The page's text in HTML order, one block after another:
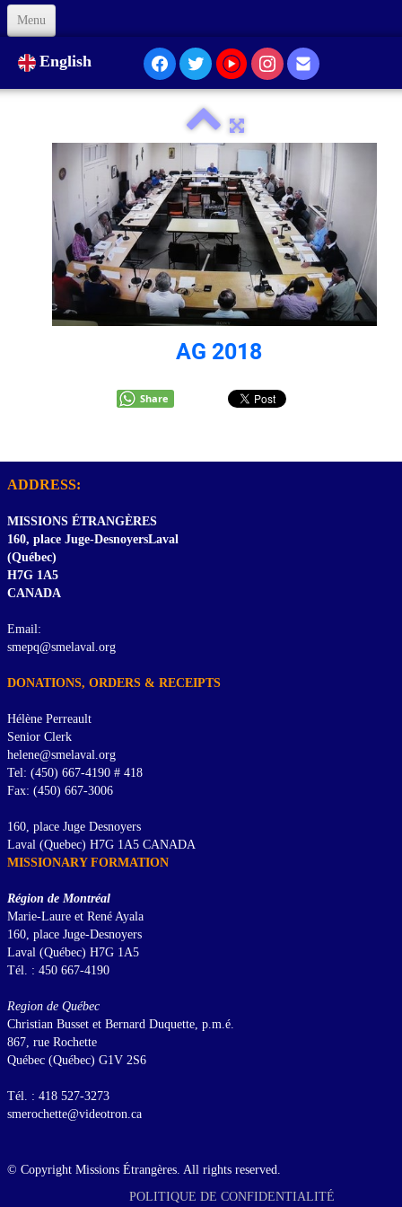
Menu
Welcome
About Us
Formation
Animation
Links
Support us
English
AG 2018
Share
ADDRESS:
MISSIONS ÉTRANGÈRES
160, place Juge-DesnoyersLaval
(Québec)
H7G 1A5
CANADA
Email:
smepq@smelaval.org
DONATIONS, ORDERS & RECEIPTS
Hélène Perreault
Senior Clerk
helene@smelaval.org
Tel: (450) 667-4190 # 418
Fax: (450) 667-3006
160, place Juge Desnoyers
Laval (Quebec) H7G 1A5 CANADA
MISSIONARY FORMATION
Région de Montréal
Marie-Laure et René Ayala
160, place Juge-Desnoyers
Laval (Québec) H7G 1A5
Tél. : 450 667-4190
Region de Québec
Christian Busset et Bernard Duquette, p.m.é.
867, rue Rochette
Québec (Québec) G1V 2S6
Tél. : 418 527-3273
smerochette@videotron.ca
© Copyright Missions Étrangères. All rights reserved.
POLITIQUE DE CONFIDENTIALITÉ